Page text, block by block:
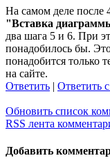
На самом деле после
"Вставка
два шага 5 и 6. При
понадобилось бы.
понадобится только
на сайте.
Ответить | Ответить
Обновить список
RSS лента
Добавить